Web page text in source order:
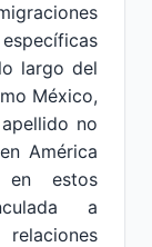
largo del
México,
no
América
en estos
a